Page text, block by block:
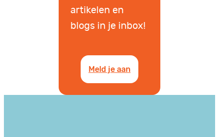
artikelen en
blogs in je inbox!
Meld je aan